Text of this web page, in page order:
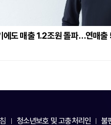
에도 매출 1.2조원 돌파…연매출
청소년보호 및 고충처리인 불